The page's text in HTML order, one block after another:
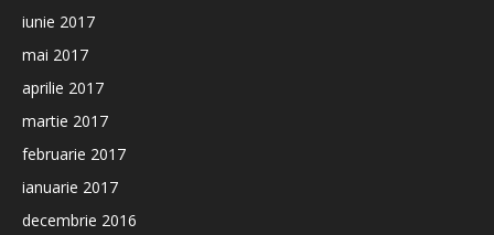
iunie 2017
mai 2017
aprilie 2017
martie 2017
februarie 2017
ianuarie 2017
decembrie 2016